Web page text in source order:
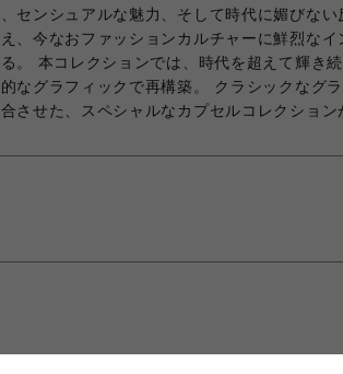
センシュアルな魅力、そして時代に媚びない
、今なおファッションカルチャーに鮮烈な
。 本コレクションでは、時代を超えて輝き
なグラフィックで再構築。 クラシックなグ
させた、スペシャルなカプセルコレクション